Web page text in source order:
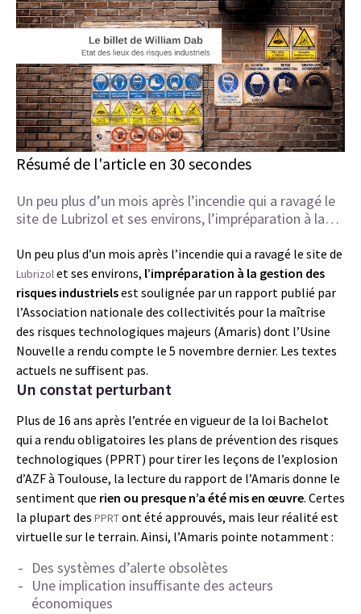
Résumé de l'article en 30 secondes
Un peu plus d’un mois après l’incendie qui a ravagé le
site de Lubrizol et ses environs, l’impréparation à la…
Un peu plus d’un mois après l’incendie qui a ravagé le site de
Lubrizolet ses environs, l’impréparation à la gestion des
risques industrielsest soulignée par un rapport publié par
l’Association nationale des collectivités pour la maîtrise
des risques technologiques majeurs (Amaris) dont l’Usine
Nouvelle a rendu compte le 5 novembre dernier. Les textes
actuels ne suffisent pas.
Un constat perturbant
Plus de 16 ans après l’entrée en vigueur de la loi Bachelot
qui a rendu obligatoires les plans de prévention des risques
technologiques (PPRT) pour tirer les leçons de l’explosion
d’AZF à Toulouse, la lecture du rapport de l’Amaris donne le
sentiment que rien ou presque n’a été mis en œuvre. Certes
la plupart des PPRTont été approuvés, mais leur réalité est
virtuelle sur le terrain. Ainsi, l’Amaris pointe notamment :
Des systèmes d’alerte obsolètes
Une implication insuffisante des acteurs
économiques